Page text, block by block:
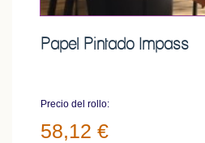
Papel Pintado Impass
Precio del rollo:
58,12 €